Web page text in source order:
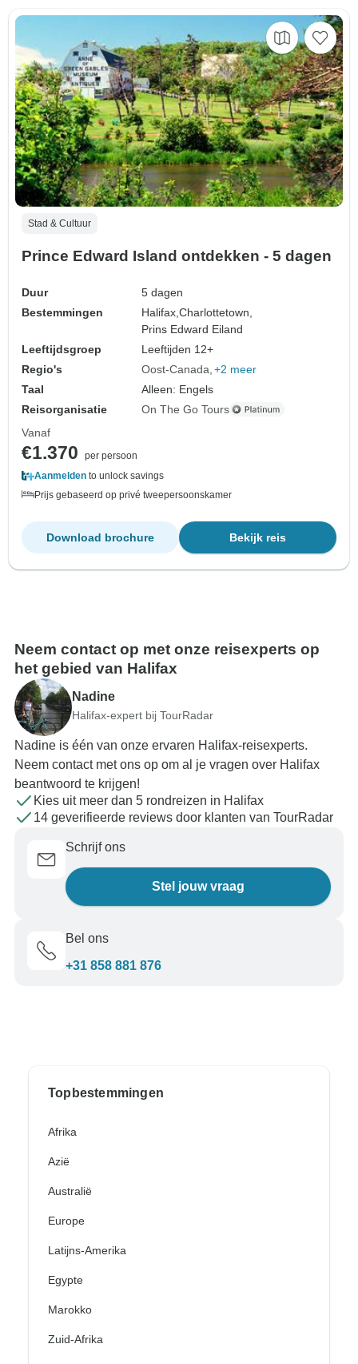
Stad & Cultuur
Prince Edward Island ontdekken - 5 dagen
Duur
5 dagen
Bestemmingen
Halifax,Charlottetown,
Prins Edward Eiland
Leeftijdsgroep
Leeftijden 12+
Regio's
Oost-Canada +2 meer
Taal
Alleen: Engels
Reisorganisatie
On The Go Tours
Vanaf
€1.370
per persoon
Aanmelden to unlock savings
Prijs gebaseerd op privé tweepersoonskamer
Bekijk reis
Download brochure
Neem contact op met onze reisexperts op
het gebied van Halifax
Nadine
Halifax-expert bij TourRadar
Nadine is één van onze ervaren Halifax-reisexperts.
Neem contact met ons op om al je vragen over Halifax
beantwoord te krijgen!
Kies uit meer dan 5 rondreizen in Halifax
14 geverifieerde reviews door klanten van TourRadar
Schrijf ons
Stel jouw vraag
Bel ons
+31 858 881 876
Topbestemmingen
Afrika
Azië
Australië
Europe
Latijns-Amerika
Egypte
Marokko
Zuid-Afrika